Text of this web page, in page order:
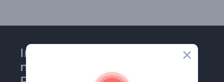
Inscrivez-vous à la
newsletter de